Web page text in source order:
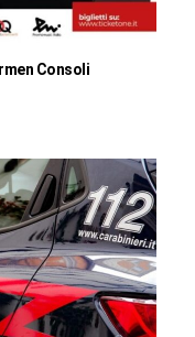
Consoli